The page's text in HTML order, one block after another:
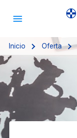
Inicio Oferta